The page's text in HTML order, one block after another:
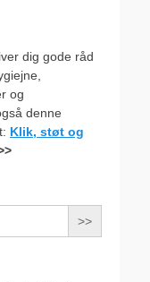
dig gode råd
og
denne
Klik, støt og